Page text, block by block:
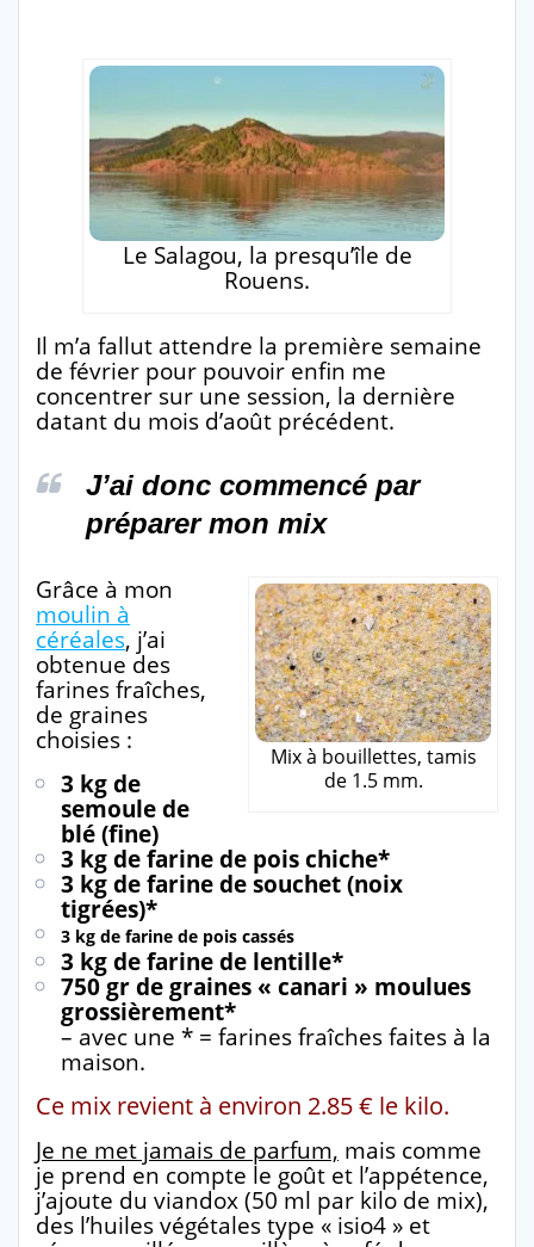
Le Salagou, la presqu’île de
Rouens.
Il m’a fallut attendre la première semaine
de février pour pouvoir enfin me
concentrer sur une session, la dernière
datant du mois d’août précédent.
J’ai donc commencé par
préparer mon mix
Mix à bouillettes, tamis
de 1.5 mm.
Grâce à mon
moulin à
céréales, j’ai
obtenue des
farines fraîches,
de graines
choisies :
3 kg de
semoule de
blé (fine)
3 kg de farine de pois chiche*
3 kg de farine de souchet (noix
tigrées)*
3 kg de farine de pois cassés
3 kg de farine de lentille*
750 gr de graines « canari » moulues
grossièrement*
– avec une * = farines fraîches faites à la
maison.
Ce mix revient à environ 2.85 € le kilo.
Je ne met jamais de parfum, mais comme
je prend en compte le goût et l’appétence,
j’ajoute du viandox (50 ml par kilo de mix),
des l’huiles végétales type « isio4 » et